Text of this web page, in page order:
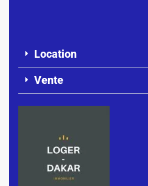
Location
Vente